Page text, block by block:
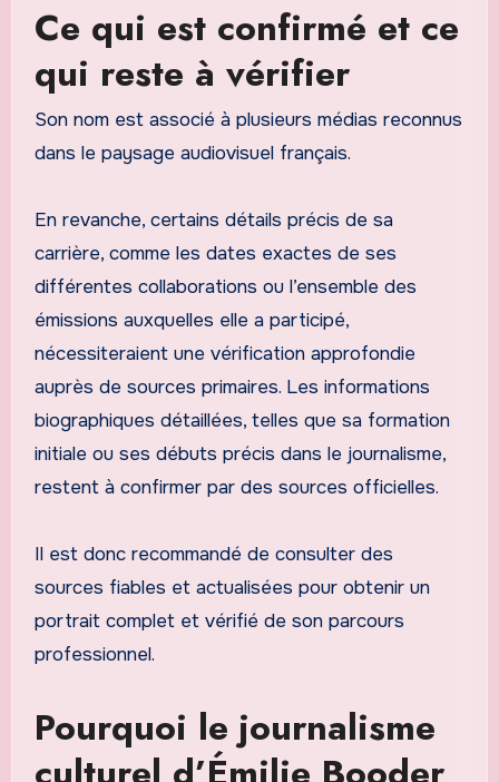
Ce qui est confirmé et ce
qui reste à vérifier
Son nom est associé à plusieurs médias reconnus
dans le paysage audiovisuel français.
En revanche, certains détails précis de sa
carrière, comme les dates exactes de ses
différentes collaborations ou l’ensemble des
émissions auxquelles elle a participé,
nécessiteraient une vérification approfondie
auprès de sources primaires. Les informations
biographiques détaillées, telles que sa formation
initiale ou ses débuts précis dans le journalisme,
restent à confirmer par des sources officielles.
Il est donc recommandé de consulter des
sources fiables et actualisées pour obtenir un
portrait complet et vérifié de son parcours
professionnel.
Pourquoi le journalisme